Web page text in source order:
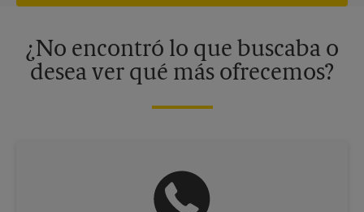
¿No encontró lo que buscaba o
desea ver qué más ofrecemos?